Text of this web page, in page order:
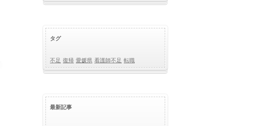
タグ
不足 復帰 愛媛県 看護師不足 転職
最新記事